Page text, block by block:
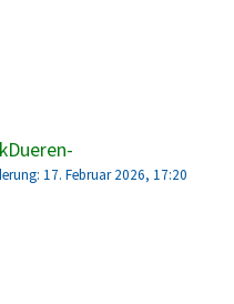
17. Februar 2026, 17:20